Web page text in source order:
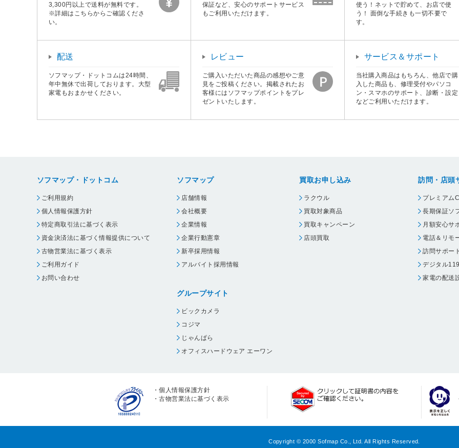
3,300円以上で送料が無料です。
※詳細はこちらからご確認くださ
い。
保証など、安心のサポートサービス
もご利用いただけます。
使う！ネットで貯めて、お店で使
う！ 面倒な手続きも一切不要で
す。
配送
ソフマップ・ドットコムは24時間、
年中無休で出荷しております。大型
家電もおまかせください。
レビュー
ご購入いただいた商品の感想やご意
見をご投稿ください。掲載されたお
客様にはソフマップポイントをプレ
ゼントいたします。
サービス＆サポート
当社購入商品はもちろん、他店で購
入した商品も、修理受付やパソコ
ン・スマホのサポート、診断・設定
などご利用いただけます。
ソフマップ・ドットコム
ご利用規約
個人情報保護方針
特定商取引法に基づく表示
資金決済法に基づく情報提供について
古物営業法に基づく表示
ご利用ガイド
お問い合わせ
ソフマップ
店舗情報
会社概要
企業情報
企業行動憲章
新卒採用情報
アルバイト採用情報
グループサイト
ビックカメラ
コジマ
じゃんぱら
オフィスハードウェア エーワン
買取お申し込み
ラクウル
買取対象商品
買取キャンペーン
店頭買取
訪問・店頭
プレミアム
長期保証ソ
月額安心サ
電話＆リモ
訪問サポー
デジタル
家電の配送
・個人情報保護方針
・古物営業法に基づく表示
Copyright © 2000 Sofmap Co., Ltd. All Rights Reserved.